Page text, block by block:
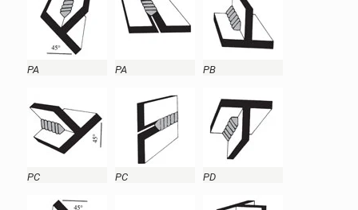
PA PA PB
PC PC PD